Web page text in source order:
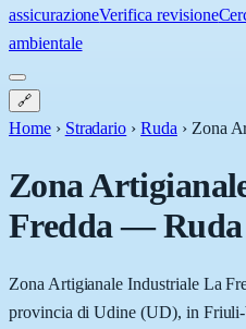
assicurazioneVerifica revisione
ambientale
🔗
Home › Stradario › Ruda › Zona
Zona
Fredda—Ruda
Zona Artigianale Industriale La
provincia di Udine (UD), in